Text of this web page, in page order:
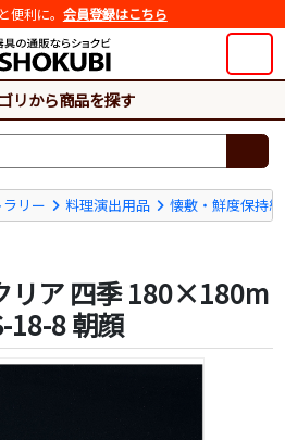
便利に。 会員登録はこちら
リから商品を探す
リー 料理演出用品 懐敷・鮮度保持紙
リア 四季 180×180m
18-8 朝顔